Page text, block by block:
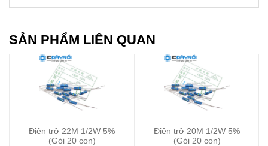
SẢN PHẨM LIÊN QUAN
Điện trở 22M 1/2W 5%
(Gói 20 con)
Điện trở 20M 1/2W 5%
(Gói 20 con)